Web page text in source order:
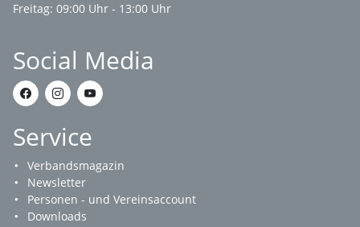
Freitag: 09:00 Uhr - 13:00 Uhr
Social Media
Service
Verbandsmagazin
Newsletter
Personen - und Vereinsaccount
Downloads